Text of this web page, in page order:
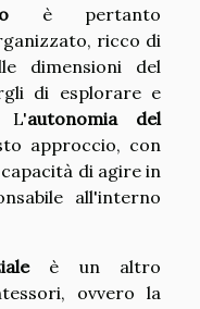
è pertanto
ricco di
dimensioni del
di esplorare e
L'autonomia del
approccio, con
di agire in
all'interno
è un altro
ovvero la